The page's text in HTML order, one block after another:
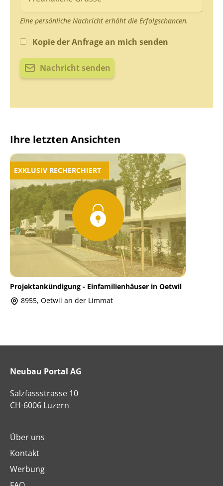
Eine persönliche Nachricht erhöht die Erfolgschancen.
Kopie der Anfrage an mich senden
Nachricht senden
Ihre letzten Ansichten
EXKLUSIV RECHERCHIERT
Projektankündigung - Einfamilienhäuser in Oetwil
8955, Oetwil an der Limmat
Neubau Portal AG
Salzfassstrasse 10
CH-6006 Luzern
Über uns
Kontakt
Werbung